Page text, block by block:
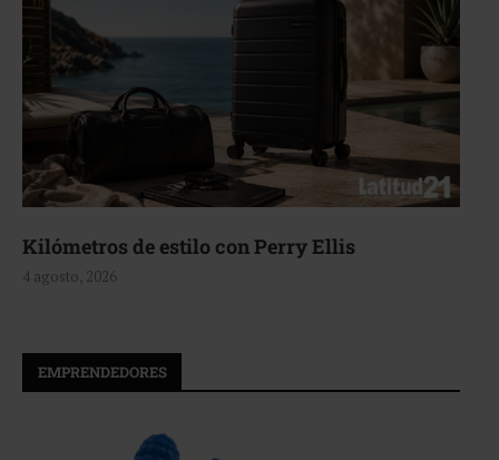
estilo con Perry Ellis
EMPRENDEDORES